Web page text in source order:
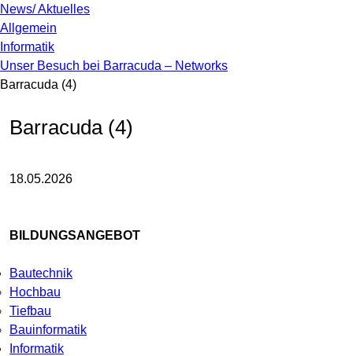
News/ Aktuelles
Allgemein
Informatik
Unser Besuch bei Barracuda – Networks
Barracuda (4)
Barracuda (4)
18.05.2026
BILDUNGSANGEBOT
Bautechnik
Hochbau
Tiefbau
Bauinformatik
Informatik